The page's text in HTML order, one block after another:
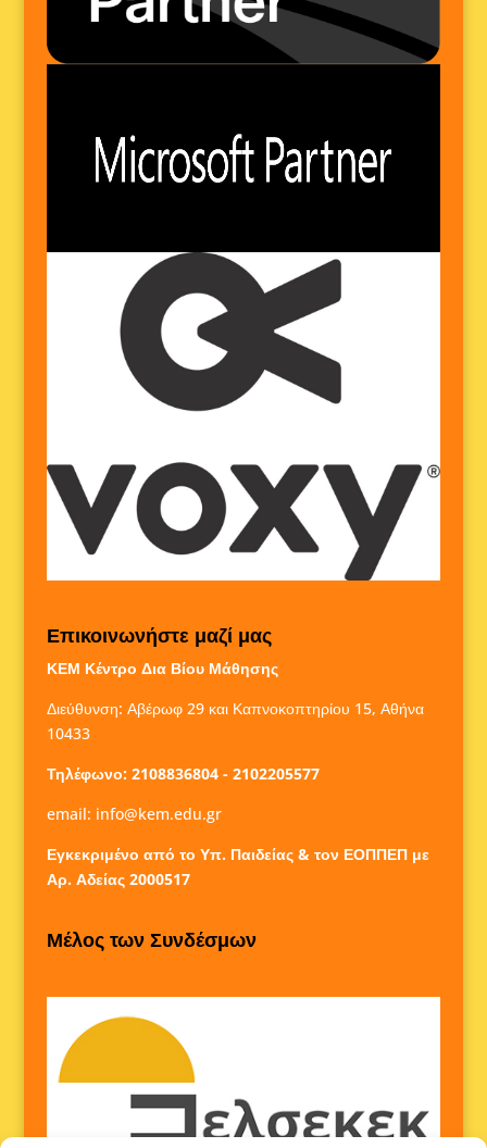
Επικοινωνήστε μαζί μας
ΚΕΜ Κέντρο Δια Βίου Μάθησης
Διεύθυνση: Αβέρωφ 29 και Καπνοκοπτηρίου 15, Αθήνα
10433
Τηλέφωνο: 2108836804 - 2102205577
email: info@kem.edu.gr
Εγκεκριμένο από το Υπ. Παιδείας & τον ΕΟΠΠΕΠ με
Αρ. Αδείας 2000517
Μέλος των Συνδέσμων